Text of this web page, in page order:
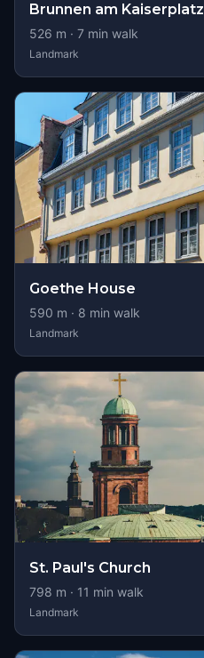
Brunnen am Kaiserplatz
526 m · 7 min walk
Landmark
Goethe House
590 m · 8 min walk
Landmark
St. Paul's Church
798 m · 11 min walk
Landmark